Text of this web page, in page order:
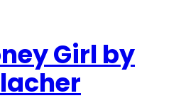
Girl by